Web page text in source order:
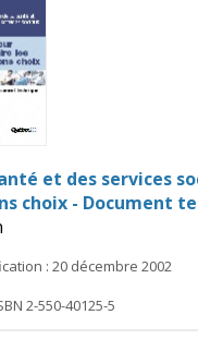
et des services
choix - Document
: 20 décembre 2002
2-550-40125-5